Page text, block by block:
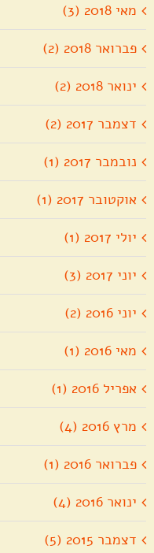
מאי 2018 (3)
פברואר 2018 (2)
ינואר 2018 (2)
דצמבר 2017 (2)
נובמבר 2017 (1)
אוקטובר 2017 (1)
יולי 2017 (1)
יוני 2017 (3)
יוני 2016 (2)
מאי 2016 (1)
אפריל 2016 (1)
מרץ 2016 (4)
פברואר 2016 (1)
ינואר 2016 (4)
דצמבר 2015 (5)